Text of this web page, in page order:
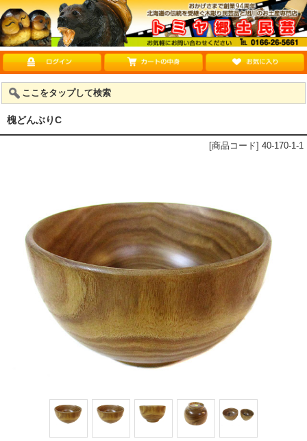
ここをタップして検索
槐どんぶりC
[商品コード] 40-170-1-1